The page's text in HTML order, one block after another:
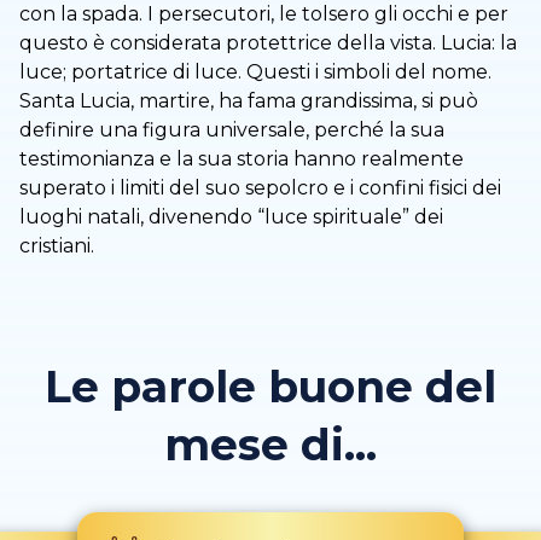
con la spada. I persecutori, le tolsero gli occhi e per
questo è considerata protettrice della vista. Lucia: la
luce; portatrice di luce. Questi i simboli del nome.
Santa Lucia, martire, ha fama grandissima, si può
definire una figura universale, perché la sua
testimonianza e la sua storia hanno realmente
superato i limiti del suo sepolcro e i confini fisici dei
luoghi natali, divenendo “luce spirituale” dei
cristiani.
Le parole buone del
mese di...